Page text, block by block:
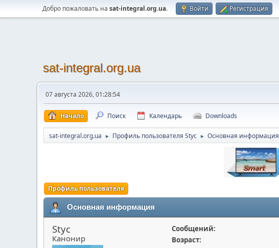
Добро пожаловать на sat-integral.org.ua. Войти Регистрация
sat-integral.org.ua
07 августа 2026, 01:28:54
Начало Поиск Календарь Downloads
sat-integral.org.ua ► Профиль пользователя Styc ► Основная информация
Профиль пользователя
Основная информация
Styc
Канонир
Сообщений:
Возраст: